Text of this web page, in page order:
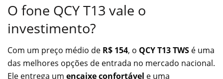
O fone QCY T13 vale o
investimento?
Com um preço médio de R$ 154, o QCY T13 TWS é uma
das melhores opções de entrada no mercado nacional.
Ele entrega um encaixe confortável e uma